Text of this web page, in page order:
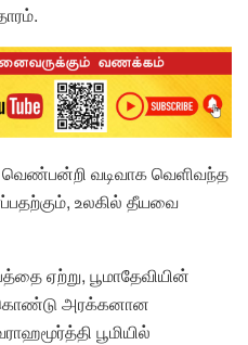
வெண்பன்றி வடிவாக வெளிவந்த
உலகில் தீயவை
ஏற்று, பூமாதேவியின்
அரக்கனான
பூமியில்